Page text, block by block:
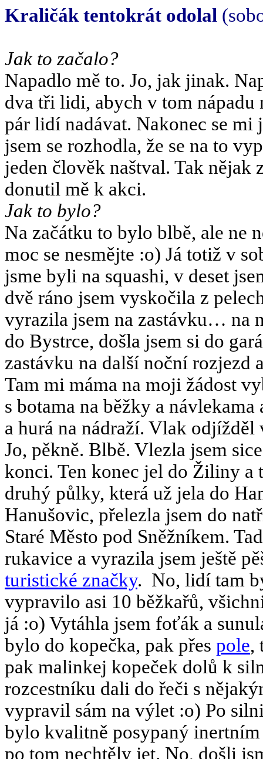
Kraličák tentokrát odolal
Jak to začalo?
Napadlo mě to. Jo, jak jinak.
dva tři lidi, abych v tom nápadu
pár lidí nadávat. Nakonec se
jsem se rozhodla, že se na to
jeden člověk naštval. Tak nějak
donutil mě k akci.
Jak to bylo?
Na začátku to bylo blbě, ale ne
moc se nesmějte :o) Já totiž v
jsme byli na squashi, v deset
dvě ráno jsem vyskočila z
vyrazila jsem na zastávku… na
do Bystrce, došla jsem si do
zastávku na další noční rozjezd
Tam mi máma na moji žádost
s botama na běžky a návlekama
a hurá na nádraží. Vlak odjížděl
Jo, pěkně. Blbě. Vlezla jsem
konci. Ten konec jel do Žiliny a
druhý půlky, která už jela do
Hanušovic, přelezla jsem do
Staré Město pod Sněžníkem.
rukavice a vyrazila jsem ještě
turistické značky. No, lidí tam
vypravilo asi 10 běžkařů,
já :o) Vytáhla jsem foťák a
bylo do kopečka, pak přes pole,
pak malinkej kopeček dolů k
rozcestníku dali do řeči s
vypravil sám na výlet :o) Po
bylo kvalitně posypaný
po tom nechtěly jet. No, došli